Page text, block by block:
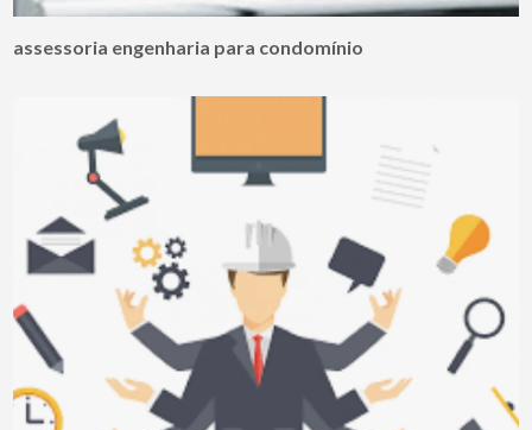
assessoria engenharia para condomínio